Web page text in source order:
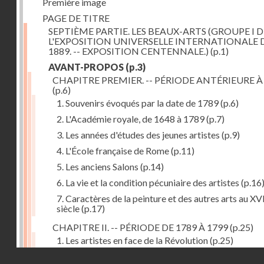
PAGE DE TITRE
SEPTIÈME PARTIE. LES BEAUX-ARTS (GROUPE I
L'EXPOSITION UNIVERSELLE INTERNATIONALE
1889. -- EXPOSITION CENTENNALE.) (p.1)
AVANT-PROPOS (p.3)
CHAPITRE PREMIER. -- PÉRIODE ANTÉRIEURE
(p.6)
1. Souvenirs évoqués par la date de 1789(p.6)
2. L'Académie royale, de 1648 à 1789(p.7)
3. Les années d'études des jeunes artistes (p.9)
4. L'École française de Rome(p.11)
5. Les anciens Salons (p.14)
6. La vie et la condition pécuniaire des artistes (p.16)
7. Caractères de la peinture et des autres arts au
siècle(p.17)
CHAPITRE II. -- PÉRIODE DE 1789 À 1799(p.25)
1. Les artistes en face de la Révolution(p.25)